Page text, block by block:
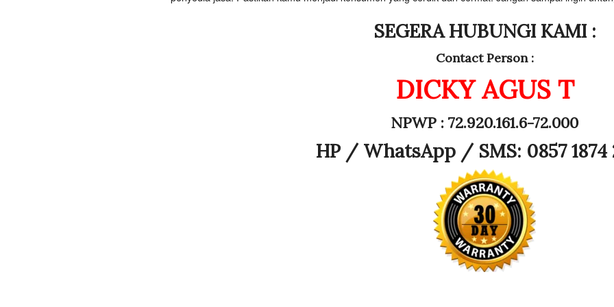
SEGERA HUBUNGI KAMI :
Contact Person :
DICKY AGUS T
NPWP : 72.920.161.6-72.000
HP / WhatsApp / SMS: 0857 1874